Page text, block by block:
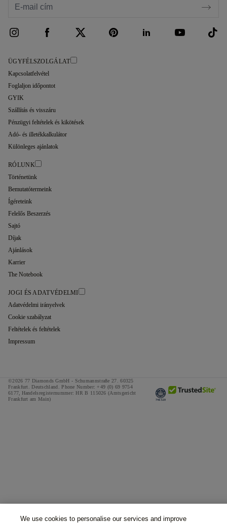
ÜGYFÉLSZOLGÁLAT
Kapcsolatfelvétel
Foglaljon időpontot
GYIK
Szállítás és visszáru
Pénzügyi feltételek és kikötések
Adó- és illetékkalkulátor
Különleges ajánlatok
RÓLUNK
Történetünk
Bemutatótermeink
Ígéreteink
Felelős Beszerzés
Sajtó
Díjak
Ajánlások
Karrier
The Notebook
JOGI ÉS ADATVÉDELMI
Adatvédelmi irányelvek
Cookie szabályzat
Feltételek és feltételek
Impressum
©2026 77 Diamonds GmbH - Schumannstraße 27. 60325
Frankfurt. Deutschland. Phone Number: +49 (0) 69 9754
6177, Handelsregisternummer: HR B 115026 (Amtsgericht
Frankfurt am Main)
We use cookies to personalise our services and improve